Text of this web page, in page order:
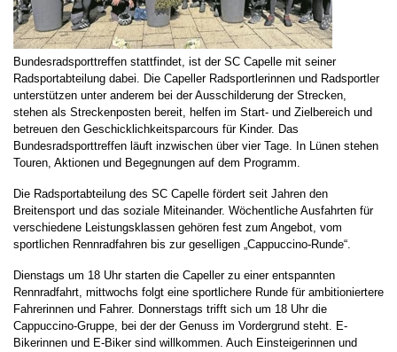
Bundesradsporttreffen stattfindet, ist der SC Capelle mit seiner
Radsportabteilung dabei. Die Capeller Radsportlerinnen und Radsportler
unterstützen unter anderem bei der Ausschilderung der Strecken,
stehen als Streckenposten bereit, helfen im Start- und Zielbereich und
betreuen den Geschicklichkeitsparcours für Kinder. Das
Bundesradsporttreffen läuft inzwischen über vier Tage. In Lünen stehen
Touren, Aktionen und Begegnungen auf dem Programm.
Die Radsportabteilung des SC Capelle fördert seit Jahren den
Breitensport und das soziale Miteinander. Wöchentliche Ausfahrten für
verschiedene Leistungsklassen gehören fest zum Angebot, vom
sportlichen Rennradfahren bis zur geselligen „Cappuccino-Runde“.
Dienstags um 18 Uhr starten die Capeller zu einer entspannten
Rennradfahrt, mittwochs folgt eine sportlichere Runde für ambitioniertere
Fahrerinnen und Fahrer. Donnerstags trifft sich um 18 Uhr die
Cappuccino-Gruppe, bei der der Genuss im Vordergrund steht. E-
Bikerinnen und E-Biker sind willkommen. Auch Einsteigerinnen und